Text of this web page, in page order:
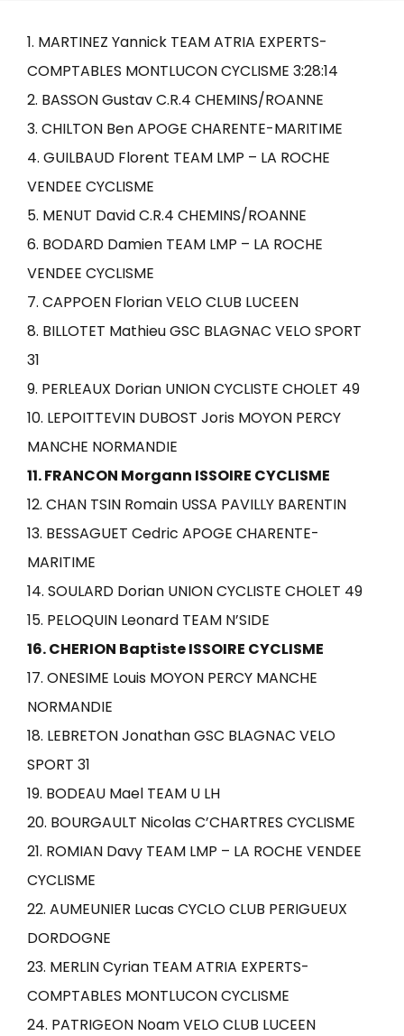
1. MARTINEZ Yannick TEAM ATRIA EXPERTS-
COMPTABLES MONTLUCON CYCLISME 3:28:14
2. BASSON Gustav C.R.4 CHEMINS/ROANNE
3. CHILTON Ben APOGE CHARENTE-MARITIME
4. GUILBAUD Florent TEAM LMP – LA ROCHE
VENDEE CYCLISME
5. MENUT David C.R.4 CHEMINS/ROANNE
6. BODARD Damien TEAM LMP – LA ROCHE
VENDEE CYCLISME
7. CAPPOEN Florian VELO CLUB LUCEEN
8. BILLOTET Mathieu GSC BLAGNAC VELO SPORT
31
9. PERLEAUX Dorian UNION CYCLISTE CHOLET 49
10. LEPOITTEVIN DUBOST Joris MOYON PERCY
MANCHE NORMANDIE
11. FRANCON Morgann ISSOIRE CYCLISME
12. CHAN TSIN Romain USSA PAVILLY BARENTIN
13. BESSAGUET Cedric APOGE CHARENTE-
MARITIME
14. SOULARD Dorian UNION CYCLISTE CHOLET 49
15. PELOQUIN Leonard TEAM N’SIDE
16. CHERION Baptiste ISSOIRE CYCLISME
17. ONESIME Louis MOYON PERCY MANCHE
NORMANDIE
18. LEBRETON Jonathan GSC BLAGNAC VELO
SPORT 31
19. BODEAU Mael TEAM U LH
20. BOURGAULT Nicolas C’CHARTRES CYCLISME
21. ROMIAN Davy TEAM LMP – LA ROCHE VENDEE
CYCLISME
22. AUMEUNIER Lucas CYCLO CLUB PERIGUEUX
DORDOGNE
23. MERLIN Cyrian TEAM ATRIA EXPERTS-
COMPTABLES MONTLUCON CYCLISME
24. PATRIGEON Noam VELO CLUB LUCEEN